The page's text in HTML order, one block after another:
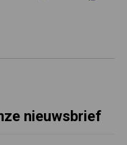
nieuwsbrief